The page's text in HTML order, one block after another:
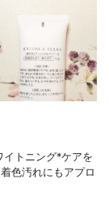
イトニング*ケアを
色汚れにもアプロ